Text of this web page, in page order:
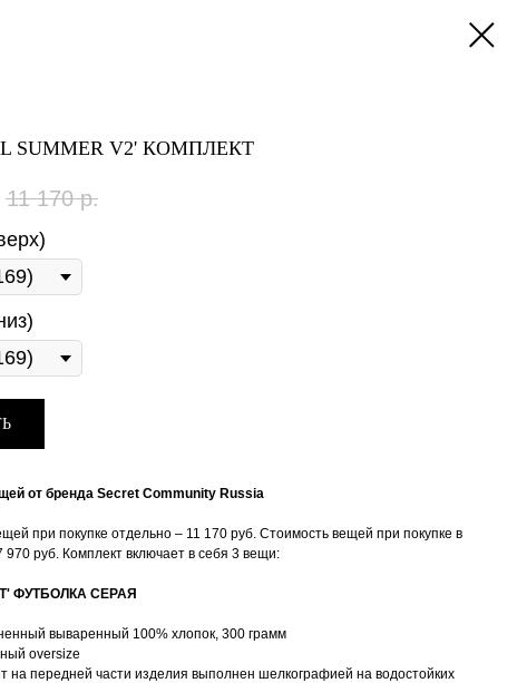
SUMMER V2' КОМПЛЕКТ
11 170 р.
от бренда Secret Community Russia
при покупке отдельно – 11 170 руб. Стоимость вещей при покупке в
970 руб. Комплект включает в себя 3 вещи:
ФУТБОЛКА СЕРАЯ
вываренный 100% хлопок, 300 грамм
oversize
на передней части изделия выполнен шелкографией на водостойких